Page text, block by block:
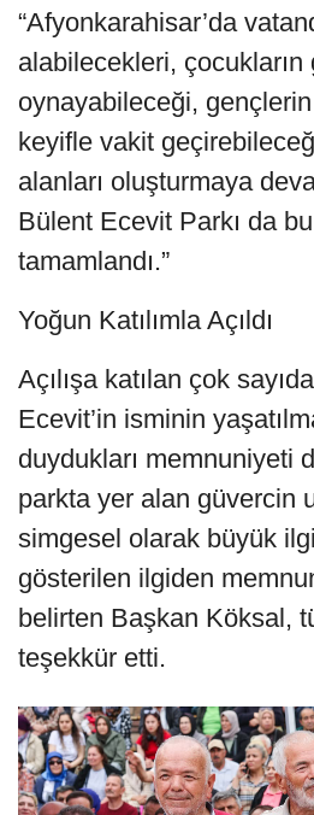
“Afyonkarahisar’da
alabilecekleri, çocukların
oynayabileceği,
keyifle vakit
alanları oluşturmaya
Bülent Ecevit Parkı da
tamamlandı.”
Yoğun Katılımla Açıldı
Açılışa katılan çok
Ecevit’in isminin
duydukları memnuniyeti
parkta yer alan güvercin
simgesel olarak büyük
gösterilen ilgiden
belirten Başkan Köksal,
teşekkür etti.